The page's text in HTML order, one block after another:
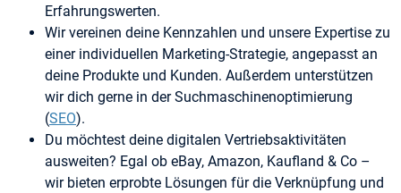
Erfahrungswerten.
Wir vereinen deine Kennzahlen und unsere Expertise zu
einer individuellen Marketing-Strategie, angepasst an
deine Produkte und Kunden. Außerdem unterstützen
wir dich gerne in der Suchmaschinenoptimierung
(SEO).
Du möchtest deine digitalen Vertriebsaktivitäten
ausweiten? Egal ob eBay, Amazon, Kaufland & Co –
wir bieten erprobte Lösungen für die Verknüpfung und